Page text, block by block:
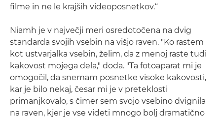
filme in ne le krajših videoposnetkov.“
Niamh je v največji meri osredotočena na dvig
standarda svojih vsebin na višjo raven. "Ko rastem
kot ustvarjalka vsebin, želim, da z menoj raste tudi
kakovost mojega dela," doda. "Ta fotoaparat mi je
omogočil, da snemam posnetke visoke kakovosti,
kar je bilo nekaj, česar mi je v preteklosti
primanjkovalo, s čimer sem svojo vsebino dvignila
na raven, kjer je vse videti mnogo bolj dramatično